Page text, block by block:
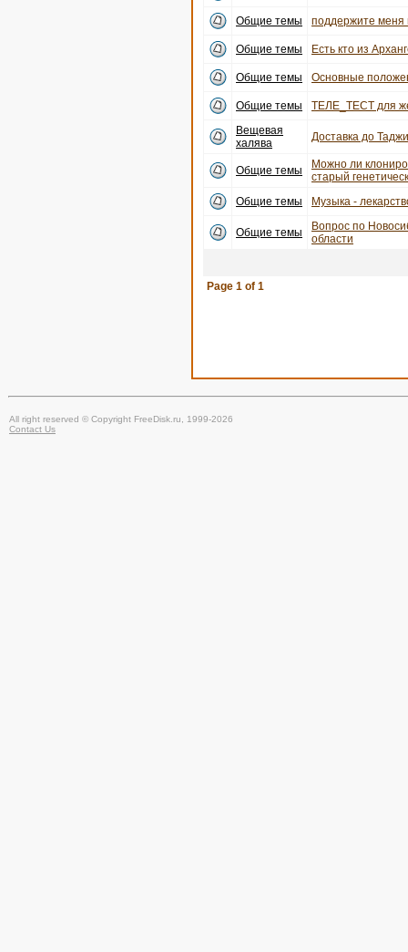
Общие темы поддержите меня
Общие темы Есть кто из
Общие темы Основные
Общие темы
ТЕЛЕ_ТЕСТ для
Вещевая
халява
Доставка до
Общие темы
Можно ли
старый
Общие темы
Музыка -
Общие темы
Вопрос по
области
Page 1 of 1
All right reserved © Copyright FreeDisk.ru, 1999-2026
Contact Us